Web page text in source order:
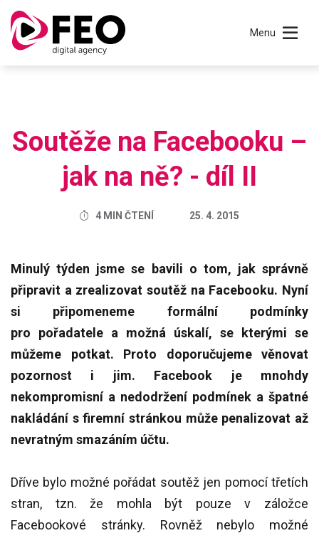
Menu
Soutěže na Facebooku –
jak na ně? - díl II
4 MIN ČTENÍ 25. 4. 2015
Minulý týden jsme se bavili o tom, jak správně
připravit a zrealizovat soutěž na Facebooku. Nyní
si připomeneme formální podmínky
pro pořadatele a možná úskalí, se kterými se
můžeme potkat. Proto doporučujeme věnovat
pozornost i jim. Facebook je mnohdy
nekompromisní a nedodržení podmínek a špatné
nakládání s firemní stránkou může penalizovat až
nevratným smazáním účtu.
Dříve bylo možné pořádat soutěž jen pomocí třetích
stran, tzn. že mohla být pouze v záložce
Facebookové stránky. Rovněž nebylo možné